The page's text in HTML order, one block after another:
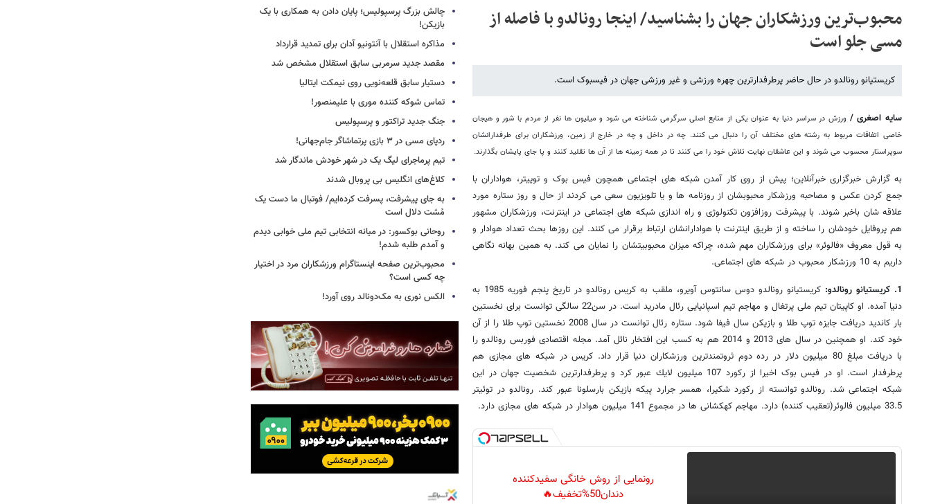
محبوب‌ترین ورزشکاران جهان را بشناسید/ اینجا رونالدو با فاصله از
مسی جلو است
کریستیانو رونالدو در حال حاضر پرطرفدارترین چهره ورزشی و غیر ورزشی جهان در فیسبوک است.
سایه اصغری / ورزش در سراسر دنیا به عنوان یکی از منابع اصلی سرگرمی شناخته می شود و میلیون ها نفر از مردم با شور و هیجان
خاصی اتفاقات مربوط به رشته های مختلف آن را دنبال می کنند. چه در داخل و چه در خارج از زمین، ورزشکاران برای طرفدارانشان
سوپراستار محسوب می شوند و این عاشقان نهایت تلاش خود را می کنند تا در همه زمینه ها از آن ها تقلید کنند و پا جای پایشان بگذارند.
به گزارش خبرگزاری خبرآنلاین؛ پیش از روی کار آمدن شبکه های اجتماعی همچون فیس بوک و توییتر، هواداران با
جمع کردن عکس و مصاحبه ورزشکار محبوبشان از روزنامه ها و یا تلویزیون سعی می کردند از حال و روز ستاره مورد
علاقه شان باخبر شوند. با پیشرفت روزافزون تکنولوژی و راه اندازی شبکه های اجتماعی در اینترنت، ورزشکاران مشهور
هم پروفایل خودشان را ساخته و از طریق اینترنت با هوادارانشان ارتباط برقرار می کنند. این روزها بحث تعداد هوادار و
به قول معروف «فالوئر» برای ورزشکاران مهم شده، چراکه میزان محبوبیتشان را نمایان می کند. به همین بهانه نگاهی
داریم به 10 ورزشکار محبوب در شبکه های اجتماعی.
1. کریستیانو رونالدو:
کریستیانو رونالدو دوس سانتوس آویرو، ملقب به کریس رونالدو در تاریخ پنجم فوریه 1985 به
دنیا آمده. او کاپیتان تیم ملی پرتغال و مهاجم تیم اسپانیایی رئال مادرید است. در سن22 سالگی توانست برای نخستین
بار کاندید دریافت جایزه توپ طلا و بازیکن سال فیفا شود. ستاره رئال توانست در سال 2008 نخستین توپ طلا را از آن
خود کند. او همچنین در سال های 2013 و 2014 هم به کسب این افتخار نائل آمد. مجله اقتصادی فوربس رونالدو را
با دریافت مبلغ 80 میلیون دلار در رده دوم ثروتمندترین ورزشکاران دنیا قرار داد. کریس در شبکه های مجازی هم
پرطرفدار است. او در فیس بوک اخیرا از ركورد 107 میلیون لایك عبور كرد و پرطرفدارترین شخصیت جهان در این
شبكه اجتماعی شد. رونالدو توانسته از ركورد شكیرا، همسر جرارد پیكه بازیكن بارسلونا عبور كند. رونالدو در توئیتر
33.5 میلیون فالوئر(تعقیب کننده) دارد. مهاجم کهکشانی ها در مجموع 141 میلیون هوادار در شبکه های مجازی دارد.
رونمایی از روش خانگی سفیدکننده
دندان50%تخفیف🔥
چالش بزرگ پرسپولیس؛ پایان دادن به همکاری با یک
بازیکن!
مذاکره استقلال با آنتونیو آدان برای تمدید قرارداد
مقصد جدید سرمربی سابق استقلال مشخص شد
دستیار سابق قلعه‌نویی روی نیمکت ایتالیا
تماس شوکه کننده موری با علیمنصور!
جنگ جدید تراکتور و پرسپولیس
ردپای مسی در ۳ بازی پرتماشاگر جام‌جهانی!
تیم پرماجرای لیگ یک در شهر خودش ماندگار شد
کلاغ‌های انگلیس بی پروبال شدند
به جای پیشرفت، پسرفت کرده‌ایم/ فوتبال ما دست یک
مُشت دلال است
روحانی بوکسور: در میانه انتخابی تیم ملی خوابی دیدم
و آمدم طلبه شدم!
محبوب‌ترین صفحه اینستاگرام ورزشکاران مرد در اختیار
چه کسی است؟
الکس نوری به مک‌دونالد روی آورد!